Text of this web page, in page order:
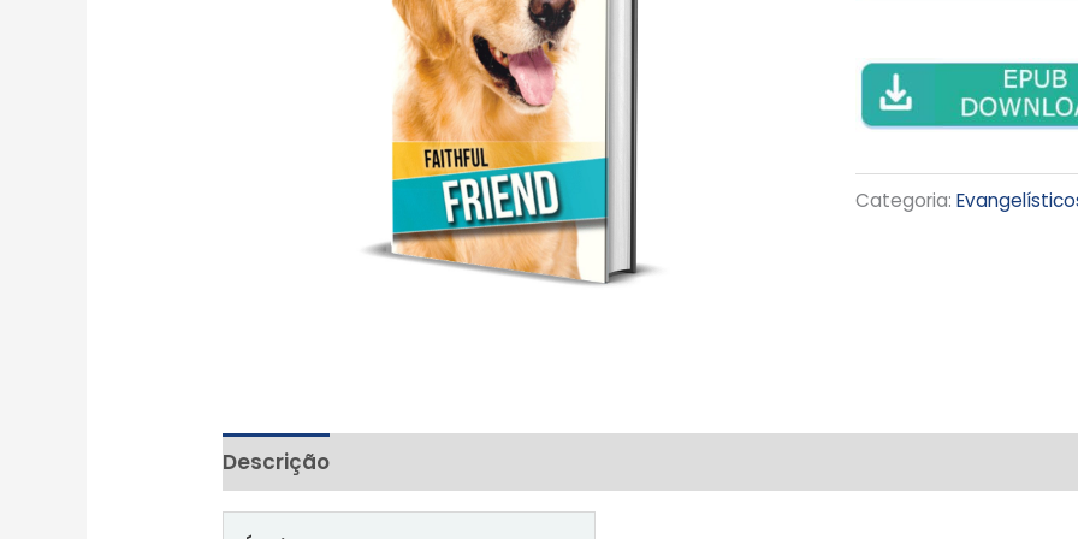
Categoria:
Descrição